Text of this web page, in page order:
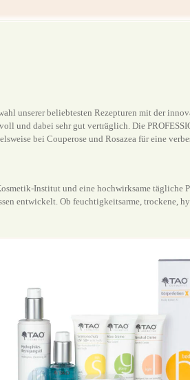
unserer beliebtesten Rezepturen mit der
und dabei sehr gut verträglich. Die
bei Couperose und Rosazea für eine
Institut und eine hochwirksame tägliche
entwickelt. Ob feuchtigkeitsarme, trockene,